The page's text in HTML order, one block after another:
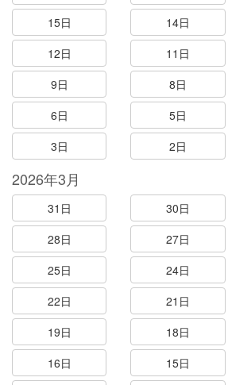
15日
14日
12日
11日
9日
8日
6日
5日
3日
2日
2026年3月
31日 30日
28日
27日
25日
24日
22日
21日
19日
18日
16日
15日